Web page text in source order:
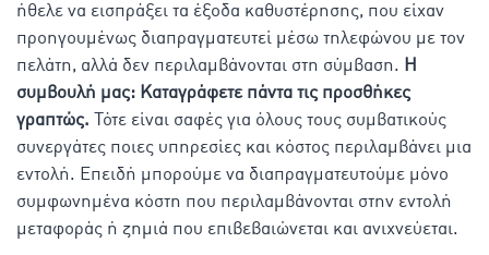
ήθελε να εισπράξει τα έξοδα καθυστέρησης, που είχαν
προηγουμένως διαπραγματευτεί μέσω τηλεφώνου με τον
πελάτη, αλλά δεν περιλαμβάνονται στη σύμβαση. Η
συμβουλή μας: Καταγράφετε πάντα τις προσθήκες
γραπτώς. Τότε είναι σαφές για όλους τους συμβατικούς
συνεργάτες ποιες υπηρεσίες και κόστος περιλαμβάνει μια
εντολή. Επειδή μπορούμε να διαπραγματευτούμε μόνο
συμφωνημένα κόστη που περιλαμβάνονται στην εντολή
μεταφοράς ή ζημιά που επιβεβαιώνεται και ανιχνεύεται.